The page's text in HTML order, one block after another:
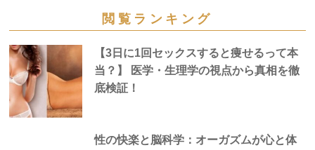
閲覧ランキング
【3日に1回セックスすると痩せるって本
当？】 医学・生理学の視点から真相を徹
底検証！
性の快楽と脳科学：オーガズムが心と体